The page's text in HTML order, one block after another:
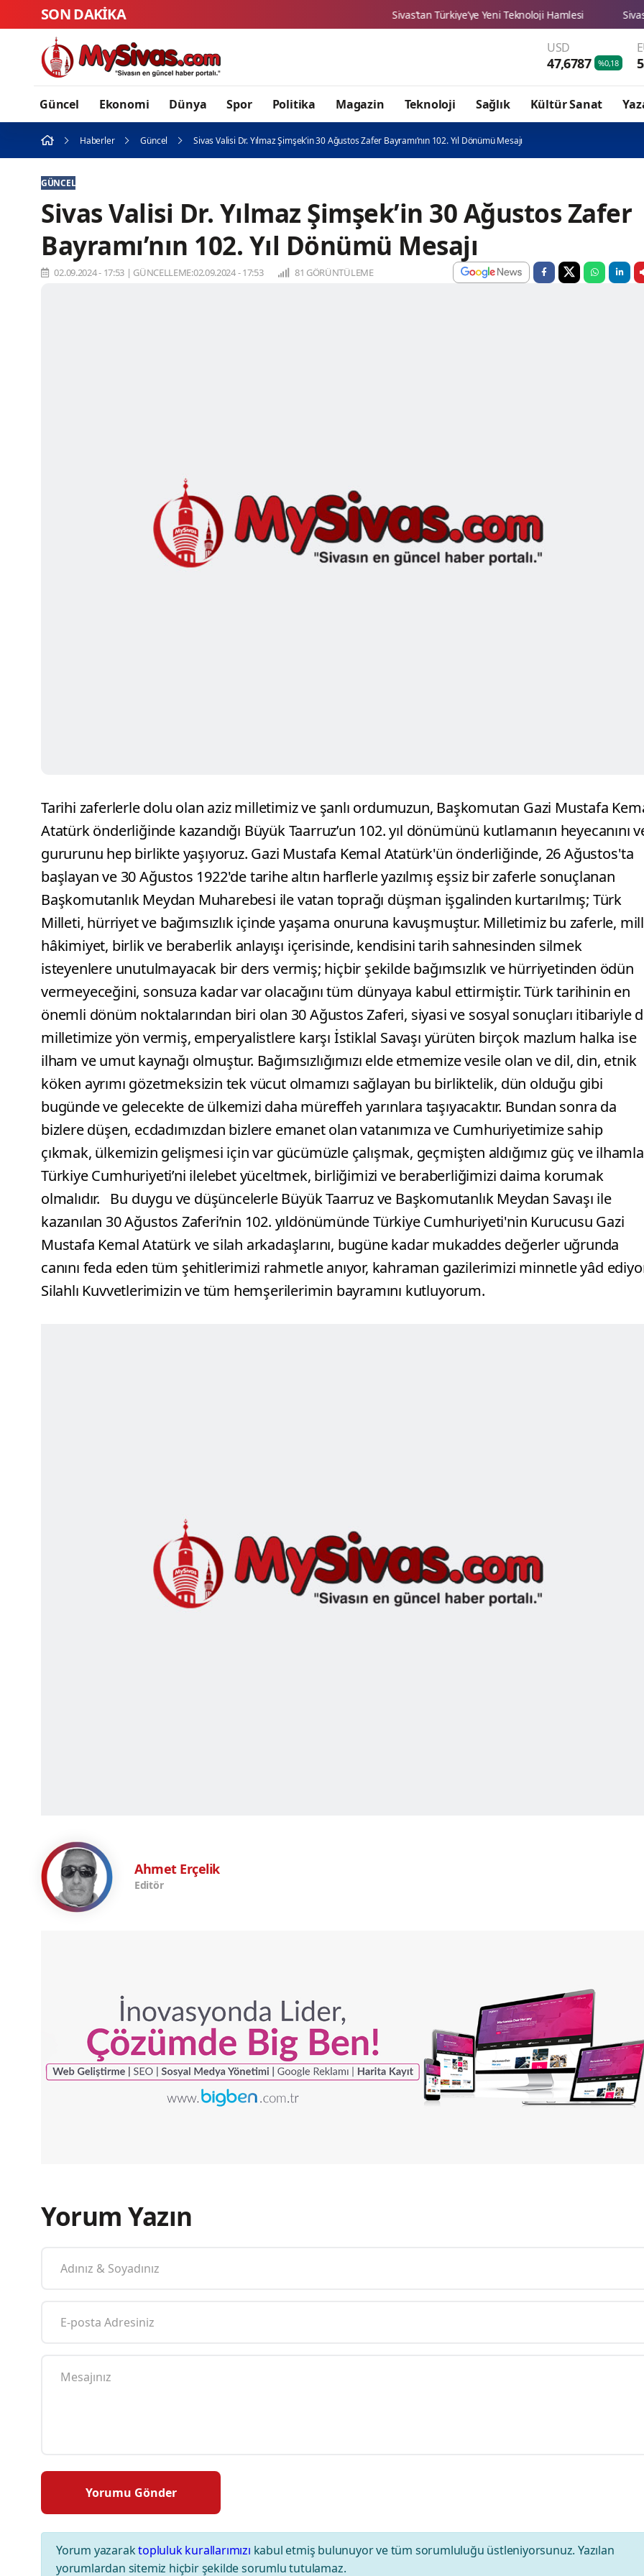
SON DAKİKA Sivas’tan Türkiye’ye Yeni Teknoloji Hamlesi Sivas Zabıtası
USD
47,6787 %0,18
Güncel Ekonomi Dünya Spor Politika Magazin Teknoloji Sağlık Kültür Sanat
Haberler Güncel Sivas Valisi Dr. Yılmaz Şimşek’in 30 Ağustos Zafer Bayramı’nın 102. Yıl Dönümü Mesajı
GÜNCEL
Sivas Valisi Dr. Yılmaz Şimşek’in 30 Ağustos Zafer
Bayramı’nın 102. Yıl Dönümü Mesajı
02.09.2024 - 17:53 | GÜNCELLEME:02.09.2024 - 17:53 81 GÖRÜNTÜLEME
Tarihi zaferlerle dolu olan aziz milletimiz ve şanlı ordumuzun, Başkomutan Gazi Mustafa
Atatürk önderliğinde kazandığı Büyük Taarruz’un 102. yıl dönümünü kutlamanın heyecanını
gururunu hep birlikte yaşıyoruz. Gazi Mustafa Kemal Atatürk'ün önderliğinde, 26 Ağustos'ta
başlayan ve 30 Ağustos 1922'de tarihe altın harflerle yazılmış eşsiz bir zaferle sonuçlanan
Başkomutanlık Meydan Muharebesi ile vatan toprağı düşman işgalinden kurtarılmış; Türk
Milleti, hürriyet ve bağımsızlık içinde yaşama onuruna kavuşmuştur. Milletimiz bu zaferle,
hâkimiyet, birlik ve beraberlik anlayışı içerisinde, kendisini tarih sahnesinden silmek
isteyenlere unutulmayacak bir ders vermiş; hiçbir şekilde bağımsızlık ve hürriyetinden ödün
vermeyeceğini, sonsuza kadar var olacağını tüm dünyaya kabul ettirmiştir. Türk tarihinin en
önemli dönüm noktalarından biri olan 30 Ağustos Zaferi, siyasi ve sosyal sonuçları itibariyle
milletimize yön vermiş, emperyalistlere karşı İstiklal Savaşı yürüten birçok mazlum halka ise
ilham ve umut kaynağı olmuştur. Bağımsızlığımızı elde etmemize vesile olan ve dil, din, etnik
köken ayrımı gözetmeksizin tek vücut olmamızı sağlayan bu birliktelik, dün olduğu gibi
bugünde ve gelecekte de ülkemizi daha müreffeh yarınlara taşıyacaktır. Bundan sonra da
bizlere düşen, ecdadımızdan bizlere emanet olan vatanımıza ve Cumhuriyetimize sahip
çıkmak, ülkemizin gelişmesi için var gücümüzle çalışmak, geçmişten aldığımız güç ve ilhamla
Türkiye Cumhuriyeti’ni ilelebet yüceltmek, birliğimizi ve beraberliğimizi daima korumak
olmalıdır. Bu duygu ve düşüncelerle Büyük Taarruz ve Başkomutanlık Meydan Savaşı ile
kazanılan 30 Ağustos Zaferi’nin 102. yıldönümünde Türkiye Cumhuriyeti'nin Kurucusu Gazi
Mustafa Kemal Atatürk ve silah arkadaşlarını, bugüne kadar mukaddes değerler uğrunda
canını feda eden tüm şehitlerimizi rahmetle anıyor, kahraman gazilerimizi minnetle yâd
Silahlı Kuvvetlerimizin ve tüm hemşerilerimin bayramını kutluyorum.
Ahmet Erçelik
Editör
Yorum Yazın
Yorum yazaraktopluluk kurallarımızı kabul etmiş bulunuyor ve tüm sorumluluğu üstleniyorsunuz. Yazılan
yorumlardan sitemiz hiçbir şekilde sorumlu tutulamaz.